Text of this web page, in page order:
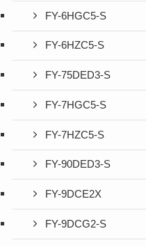
FY-6HGC5-S
FY-6HZC5-S
FY-75DED3-S
FY-7HGC5-S
FY-7HZC5-S
FY-90DED3-S
FY-9DCE2X
FY-9DCG2-S